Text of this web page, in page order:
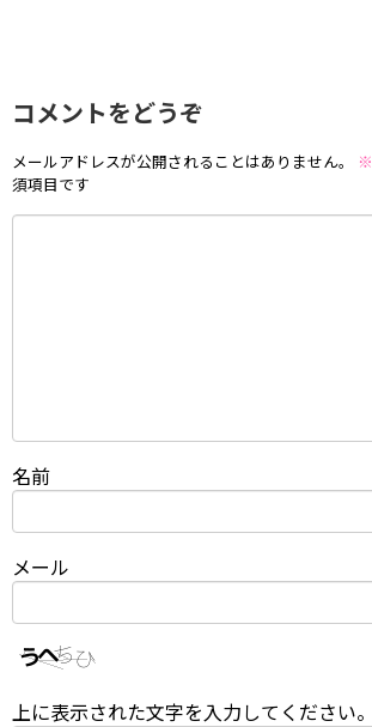
コメントをどうぞ
メールアドレスが公開されることはありません。 ※
須項目です
名前
メール
上に表示された文字を入力してください。